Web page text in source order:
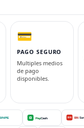
💳
PAGO SEGURO
Multiples medios
de pago
disponibles.